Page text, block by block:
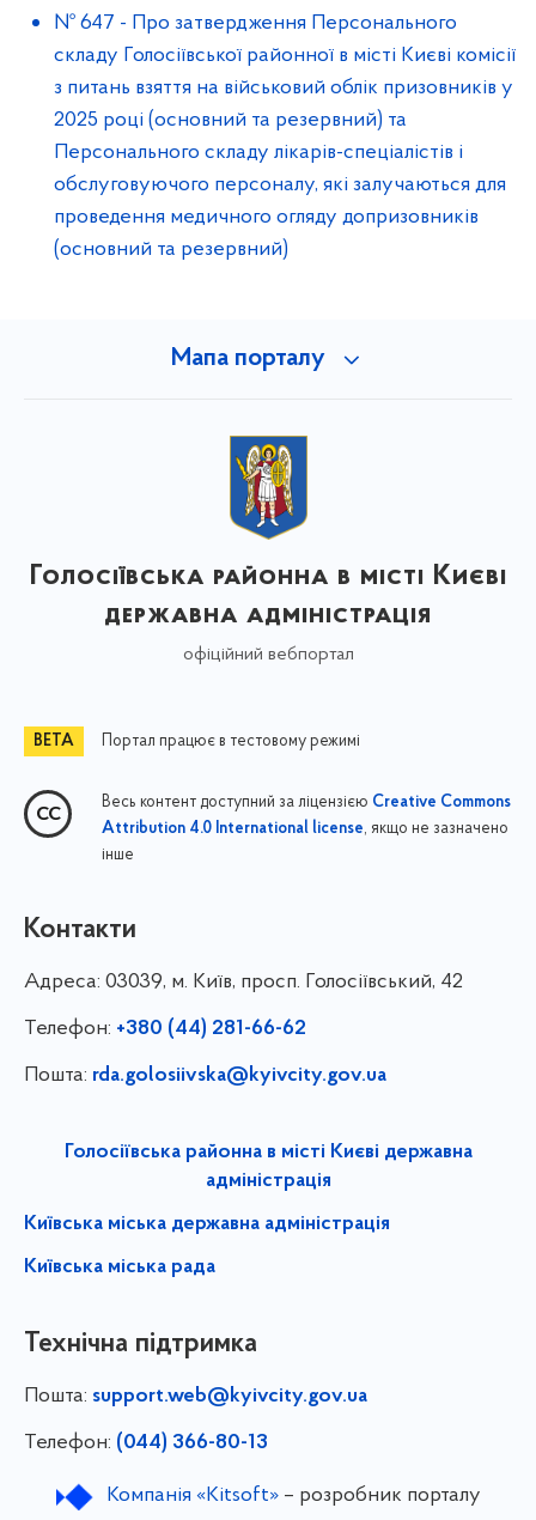
№ 647 - Про затвердження Персонального
складу Голосіївської районної в місті Києві комісії
з питань взяття на військовий облік призовників у
2025 році (основний та резервний) та
Персонального складу лікарів-спеціалістів і
обслуговуючого персоналу, які залучаються для
проведення медичного огляду допризовників
(основний та резервний)
Мапа порталу
Голосіївська районна в місті Києві
державна адміністрація
офіційний вебпортал
Портал працює в тестовому режимі
Весь контент доступний за ліцензією Creative Commons
Attribution 4.0 International license, якщо не зазначено
інше
Контакти
Адреса: 03039, м. Київ, просп. Голосіївський, 42
Телефон: +380 (44) 281-66-62
Пошта: rda.golosiivska@kyivcity.gov.ua
Голосіївська районна в місті Києві державна
адміністрація
Київська міська державна адміністрація
Київська міська рада
Технічна підтримка
Пошта: support.web@kyivcity.gov.ua
Телефон: (044) 366-80-13
Компанія «Kitsoft»– розробник порталу